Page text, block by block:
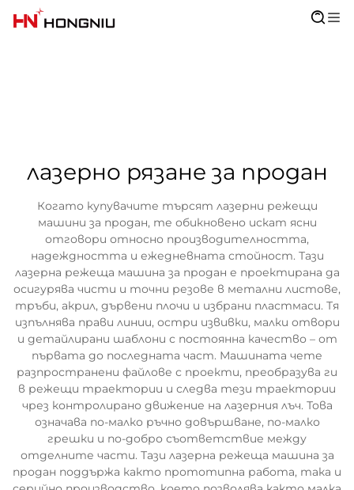
лазерно рязане за продан
Когато купувачите търсят лазерни режещи
машини за продан, те обикновено искат ясни
отговори относно производителността,
надеждността и ежедневната стойност. Тази
лазерна режеща машина за продан е проектирана да
осигурява чисти и точни резове в метални листове,
тръби, акрил, дървени плочи и избрани пластмаси. Тя
изпълнява прави линии, остри извивки, малки отвори
и детайлирани шаблони с постоянна качество – от
първата до последната част. Машината чете
разпространени файлове с проекти, преобразува ги
в режещи траектории и следва тези траектории
чрез контролирано движение на лазерния лъч. Това
означава по-малко ръчно довършване, по-малко
грешки и по-добро съответствие между
отделните части. Тази лазерна режеща машина за
продан поддържа както прототипна работа, така и